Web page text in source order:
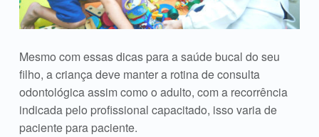
Mesmo com essas dicas para a saúde bucal do seu
filho, a criança deve manter a rotina de consulta
odontológica assim como o adulto, com a recorrência
indicada pelo profissional capacitado, isso varia de
paciente para paciente.